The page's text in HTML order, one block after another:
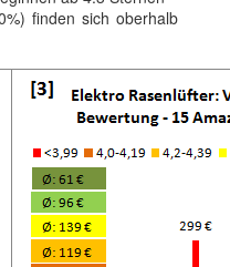
finden sich oberhalb